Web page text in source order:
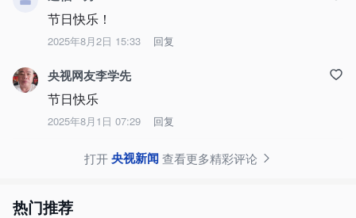
节日快乐！
2025年8月2日 15:33 回复
央视网友李学先
节日快乐
2025年8月1日 07:29 回复
打开央视新闻查看更多精彩评论
热门推荐